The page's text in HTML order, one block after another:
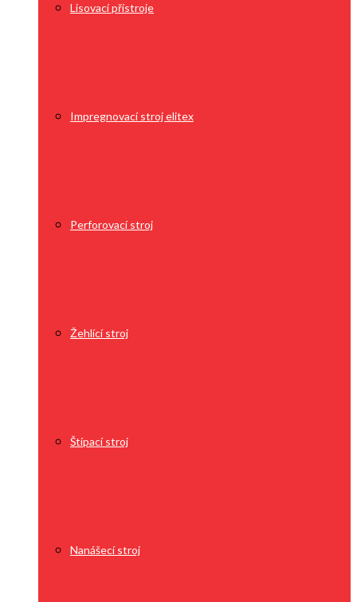
Lisovací přístroje
Impregnovací stroj elitex
Perforovací stroj
Žehlící stroj
Štípací stroj
Nanášecí stroj